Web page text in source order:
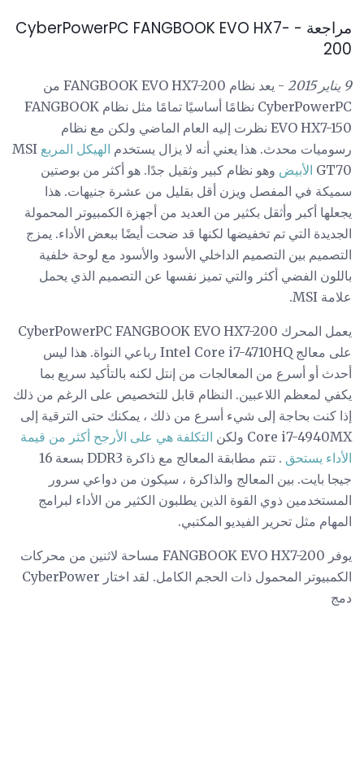
مراجعة - CyberPowerPC FANGBOOK EVO HX7-
200
9 يناير 2015
- يعد نظام FANGBOOK EVO HX7-200 من
CyberPowerPC نظامًا أساسيًا تمامًا مثل نظام FANGBOOK
EVO HX7-150 نظرت إليه العام الماضي ولكن مع نظام
رسوميات محدث. هذا يعني أنه لا يزال يستخدم الهيكل المربع MSI
GT70 الأبيض وهو نظام كبير وثقيل جدًا. هو أكثر من بوصتين
سميكة في المفصل ويزن أقل بقليل من عشرة جنيهات. هذا
يجعلها أكبر وأثقل بكثير من العديد من أجهزة الكمبيوتر المحمولة
الجديدة التي تم تخفيضها لكنها قد ضحت أيضًا ببعض الأداء. يمزج
التصميم بين التصميم الداخلي الأسود والأسود مع لوحة خلفية
باللون الفضي أكثر والتي تميز نفسها عن التصميم الذي يحمل
علامة MSI.
يعمل المحرك CyberPowerPC FANGBOOK EVO HX7-200
على معالج Intel Core i7-4710HQ رباعي النواة. هذا ليس
أحدث أو أسرع من المعالجات من إنتل لكنه بالتأكيد سريع بما
يكفي لمعظم اللاعبين. النظام قابل للتخصيص على الرغم من ذلك
إذا كنت بحاجة إلى شيء أسرع من ذلك ، يمكنك حتى الترقية إلى
Core i7-4940MX ولكن
التكلفة هي على الأرجح أكثر من قيمة
الأداء يستحق
. تتم مطابقة المعالج مع ذاكرة DDR3 بسعة 16
جيجا بايت. بين المعالج والذاكرة ، سيكون من دواعي سرور
المستخدمين ذوي القوة الذين يطلبون الكثير من الأداء لبرامج
المهام مثل تحرير الفيديو المكتبي.
يوفر FANGBOOK EVO HX7-200 مساحة لاثنين من محركات
الكمبيوتر المحمول ذات الحجم الكامل. لقد اختار CyberPower
دمج